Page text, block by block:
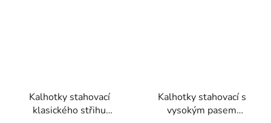
Kalhotky stahovací
klasického střihu
Kalhotky stahovací s
vysokým pasem